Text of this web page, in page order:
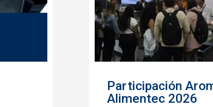
Participación
Alimentec 2026